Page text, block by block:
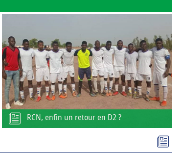
RCN, enfin un retour en D2 ?